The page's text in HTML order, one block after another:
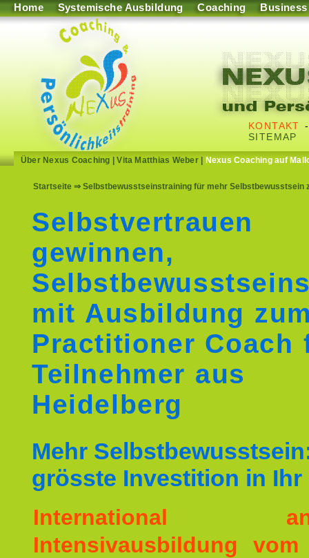
Home Systemische Ausbildung Coaching Business
KONTAKT
SITEMAP
Über Nexus Coaching |Vita Matthias Weber| Nexus Coaching auf
Startseite ⇒ Selbstbewusstseinstraining für mehr Selbstbewusstsein
Selbstvertrauen
gewinnen,
mit Ausbildung
Practitioner Coach
Teilnehmer aus
Heidelberg
Mehr
grösste Investition in Ihr
International
Intensivausbildung vom